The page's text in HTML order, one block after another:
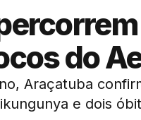
do
Araçatuba
e dois